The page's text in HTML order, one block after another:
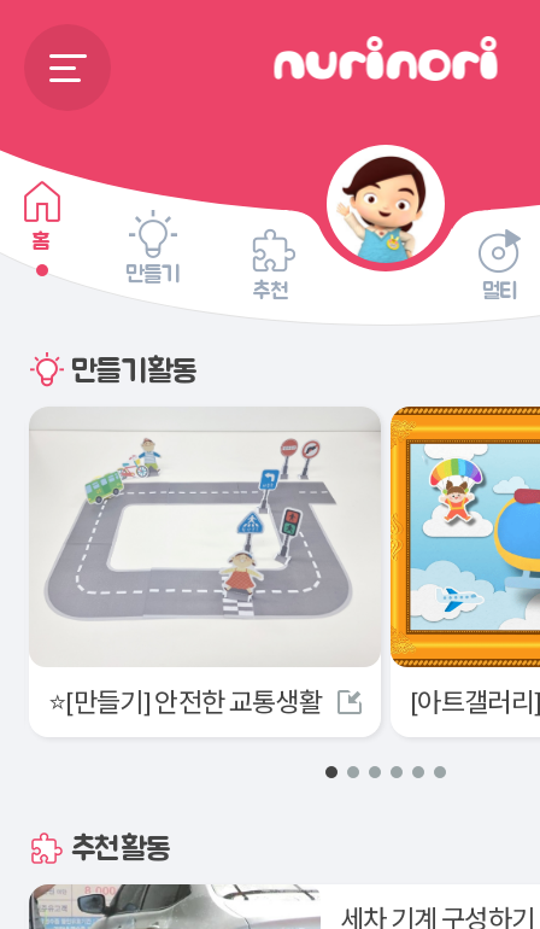
홈
만들기
추천 멀티
만들기활동
⭐[만들기] 안전한 교통생활
추천활동
세차 기계 구성하기